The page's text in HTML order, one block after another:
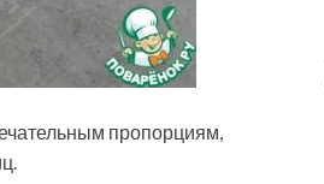
пропорциям,